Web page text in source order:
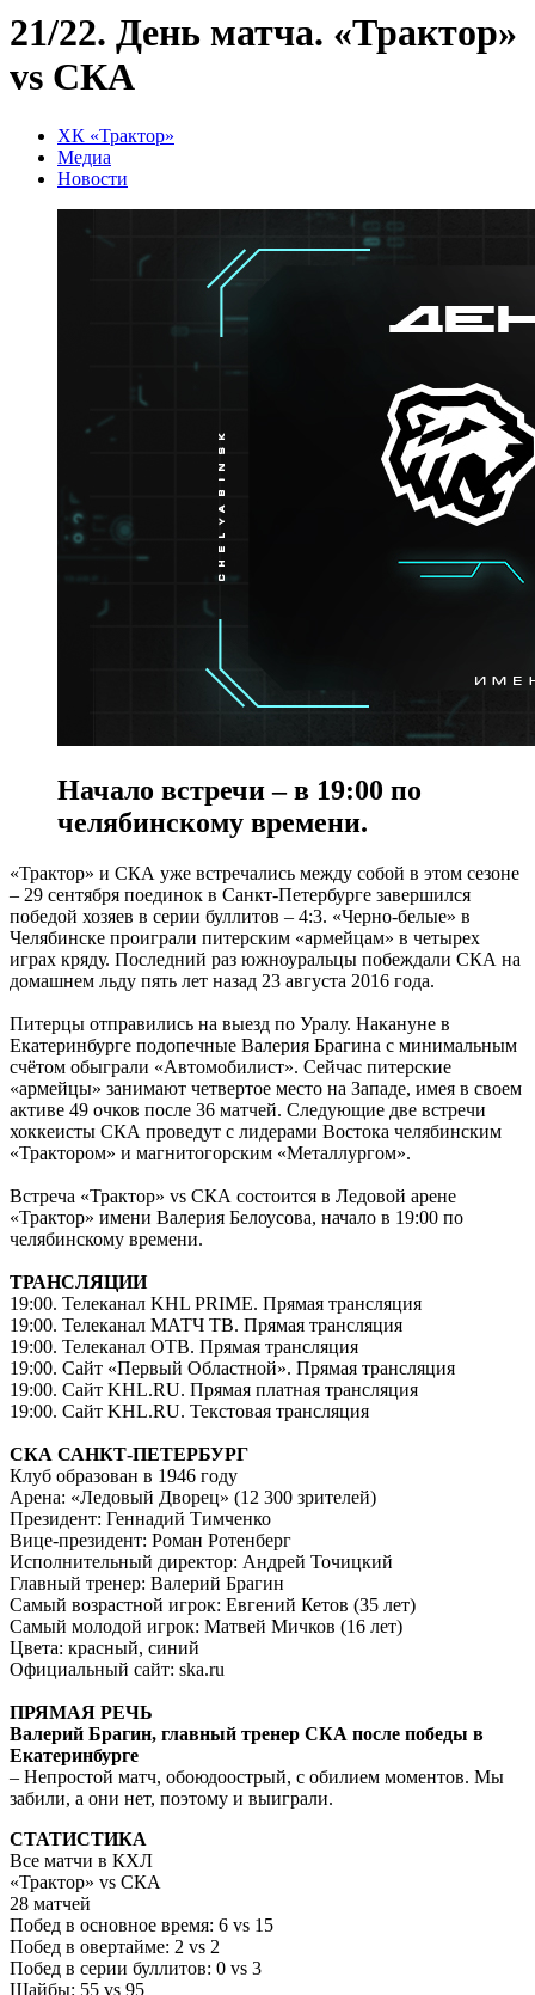
21/22. День матча. «Трактор»
vs СКА
ХК «Трактор»
Медиа
Новости
Начало встречи – в 19:00 по
челябинскому времени.
«Трактор» и СКА уже встречались между собой в этом сезоне
– 29 сентября поединок в Санкт-Петербурге завершился
победой хозяев в серии буллитов – 4:3. «Черно-белые» в
Челябинске проиграли питерским «армейцам» в четырех
играх кряду. Последний раз южноуральцы побеждали СКА на
домашнем льду пять лет назад 23 августа 2016 года.
Питерцы отправились на выезд по Уралу. Накануне в
Екатеринбурге подопечные Валерия Брагина с минимальным
счётом обыграли «Автомобилист». Сейчас питерские
«армейцы» занимают четвертое место на Западе, имея в своем
активе 49 очков после 36 матчей. Следующие две встречи
хоккеисты СКА проведут с лидерами Востока челябинским
«Трактором» и магнитогорским «Металлургом».
Встреча «Трактор» vs СКА состоится в Ледовой арене
«Трактор» имени Валерия Белоусова, начало в 19:00 по
челябинскому времени.
ТРАНСЛЯЦИИ
19:00. Телеканал KHL PRIME. Прямая трансляция
19:00. Телеканал МАТЧ ТВ. Прямая трансляция
19:00. Телеканал ОТВ. Прямая трансляция
19:00. Сайт «Первый Областной». Прямая трансляция
19:00. Сайт KHL.RU. Прямая платная трансляция
19:00. Сайт KHL.RU. Текстовая трансляция
СКА САНКТ-ПЕТЕРБУРГ
Клуб образован в 1946 году
Арена: «Ледовый Дворец» (12 300 зрителей)
Президент: Геннадий Тимченко
Вице-президент: Роман Ротенберг
Исполнительный директор: Андрей Точицкий
Главный тренер: Валерий Брагин
Самый возрастной игрок: Евгений Кетов (35 лет)
Самый молодой игрок: Матвей Мичков (16 лет)
Цвета: красный, синий
Официальный сайт: ska.ru
ПРЯМАЯ РЕЧЬ
Валерий Брагин, главный тренер СКА после победы в
Екатеринбурге
– Непростой матч, обоюдоострый, с обилием моментов. Мы
забили, а они нет, поэтому и выиграли.
СТАТИСТИКА
Все матчи в КХЛ
«Трактор» vs СКА
28 матчей
Побед в основное время: 6 vs 15
Побед в овертайме: 2 vs 2
Побед в серии буллитов: 0 vs 3
Шайбы: 55 vs 95